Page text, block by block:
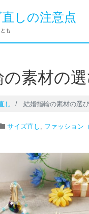
しの注意点
も
の素材の
し 結婚指輪の素材の選
サイズ直し , ファッション